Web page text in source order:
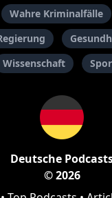
Wahre Kriminalfälle
Wissenschaft
Deutsche
© 2026